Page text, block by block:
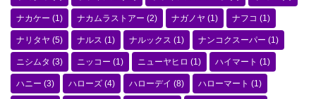
ナカケー (1) ナカムラストアー (2) ナガノヤ (1) ナフコ (1)
ナリタヤ (5) ナルス (1) ナルックス (1) ナンコクスーパー (1)
ニシムタ (3) ニッコー (1) ニューヤヒロ (1) ハイマート (1)
ハニー (3) ハローズ (4) ハローデイ (8) ハローマート (1)